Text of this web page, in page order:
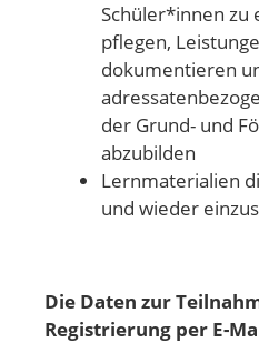
Schüler*innen zu
pflegen,
dokumentieren
der Grund- und
abzubilden
Lernmaterialien
und wieder
Die Daten zur
Registrierung per E-